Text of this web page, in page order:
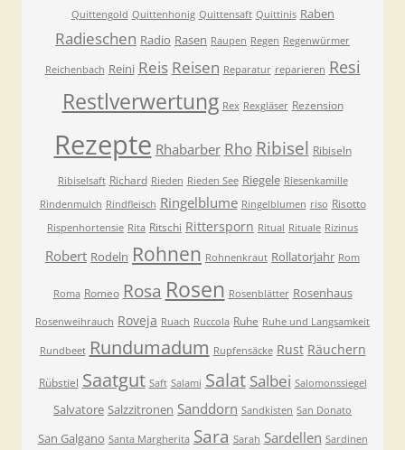
Quittengold Quittenhonig Quittensaft Quittinis Raben
Radieschen Radio Rasen Raupen Regen Regenwürmer
Reichenbach Reini Reis Reisen Reparatur reparieren Resi
Restlverwertung Rex Rexgläser Rezension
Rezepte Rhabarber Rho Ribisel Ribiseln
Ribiselsaft Richard Rieden Rieden See Riegele Riesenkamille
Rindenmulch Rindfleisch Ringelblume Ringelblumen riso Risotto
Rispenhortensie Rita Ritschi Rittersporn Ritual Rituale Rizinus
Robert Rodeln Rohnen Rohnenkraut Rollatorjahr Rom
Roma Romeo Rosa Rosen Rosenblätter Rosenhaus
Rosenweihrauch Roveja Ruach Ruccola Ruhe Ruhe und Langsamkeit
Rundbeet Rundumadum Rupfensäcke Rust Räuchern
Rübstiel Saatgut Saft Salami Salat Salbei Salomonssiegel
Salvatore Salzzitronen Sanddorn Sandkisten San Donato
San Galgano Santa Margherita Sara Sarah Sardellen Sardinen